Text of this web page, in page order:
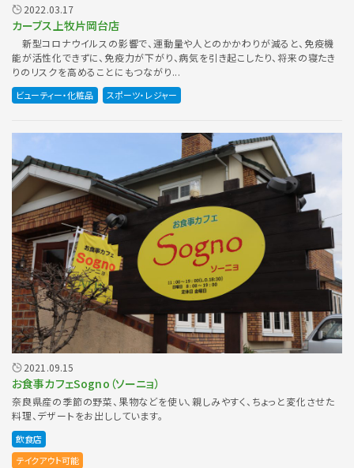
2022.03.17
カーブス上牧片岡台店
新型コロナウイルスの影響で、運動量や人とのかかわりが減ると、免疫機
能が活性化できずに、免疫力が下がり、病気を引き起こしたり、将来の寝たき
りのリスクを高めることにもつながり...
ビューティー・化粧品 スポーツ・レジャー
2021.09.15
お食事カフェSogno（ソーニョ）
奈良県産の季節の野菜、果物などを使い、親しみやすく、ちょっと変化させた
料理、デザートをお出ししています。
飲食店
テイクアウト可能